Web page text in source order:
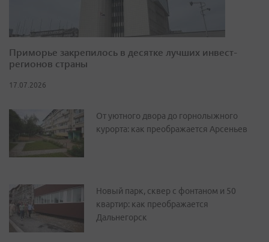
Приморье закрепилось в десятке лучших инвест-
регионов страны
17.07.2026
От уютного двора до горнолыжного
курорта: как преображается Арсеньев
Новый парк, сквер с фонтаном и 50
квартир: как преображается
Дальнегорск